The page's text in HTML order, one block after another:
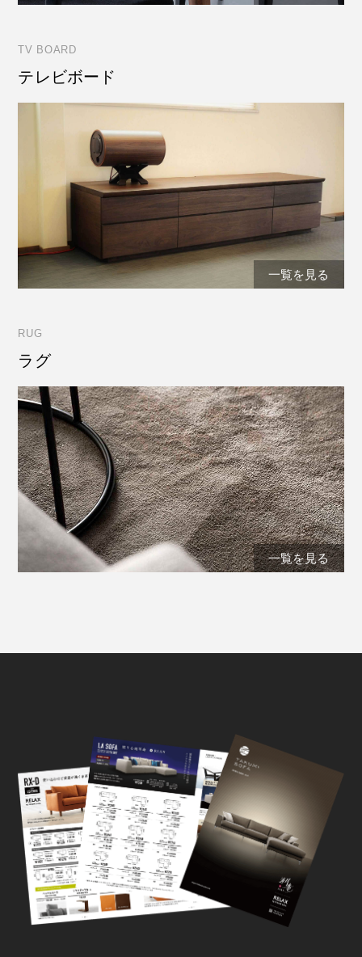
TV BOARD
テレビボード
一覧を見る
RUG
ラグ
一覧を見る